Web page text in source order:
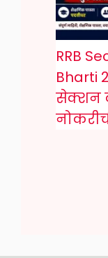
RRB
Bharti
सेक्शन